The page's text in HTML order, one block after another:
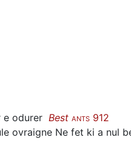
e odurer Best ANTS 912
ovraigne Ne fet ki a nul